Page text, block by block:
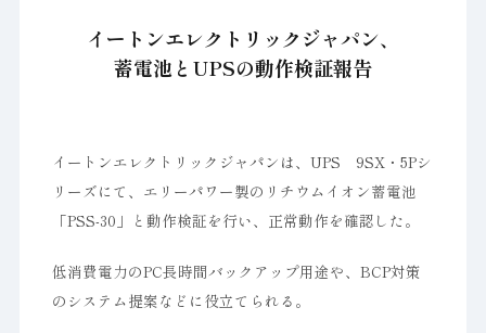
イートンエレクトリックジャパン、
蓄電池とUPSの動作検証報告
イートンエレクトリックジャパンは、UPS 9SX・5Pシ
リーズにて、エリーパワー製のリチウムイオン蓄電池
「PSS-30」と動作検証を行い、正常動作を確認した。
低消費電力のPC長時間バックアップ用途や、BCP対策
のシステム提案などに役立てられる。